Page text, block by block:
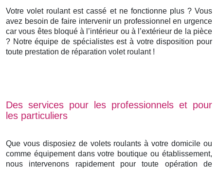
Votre volet roulant est cassé et ne fonctionne plus ? Vous
avez besoin de faire intervenir un professionnel en urgence
car vous êtes bloqué à l’intérieur ou à l’extérieur de la pièce
? Notre équipe de spécialistes est à votre disposition pour
toute prestation de réparation volet roulant !
Des services pour les professionnels et pour
les particuliers
Que vous disposiez de volets roulants à votre domicile ou
comme équipement dans votre boutique ou établissement,
nous intervenons rapidement pour toute opération de